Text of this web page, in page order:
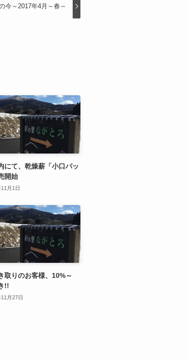
今～2017年4月～春～
にて、乾燥薪「小口パッ
開始
月1日
取りのお客様、10%～
!!
月27日